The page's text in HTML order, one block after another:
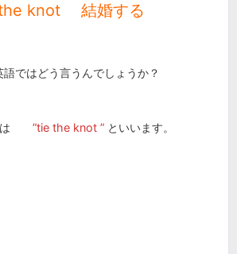
knot 結婚する
語ではどう言うんでしょうか？
は ”tie the knot ” といいます。